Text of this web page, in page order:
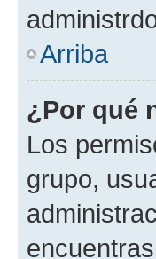
Arriba
¿Por qué
Los
grupo,